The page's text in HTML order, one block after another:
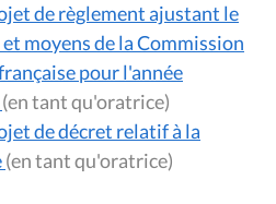
de règlement ajustant le
moyens de la Commission
pour l'année
(en tant qu'oratrice)
de décret relatif à la
(en tant qu'oratrice)